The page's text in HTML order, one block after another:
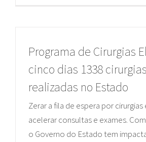
Programa de Cirurgias
cinco dias 1338 cirurgias
realizadas no Estado
Zerar a fila de espera por cirurgias
acelerar consultas e exames.
o Governo do Estado tem